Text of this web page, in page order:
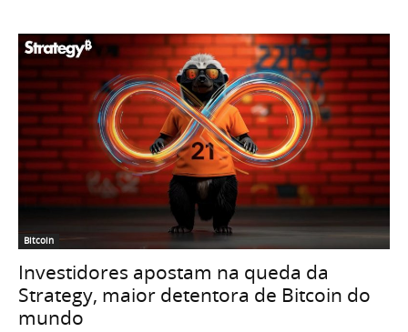
Bitcoin
Investidores apostam na queda da
Strategy, maior detentora de Bitcoin do
mundo